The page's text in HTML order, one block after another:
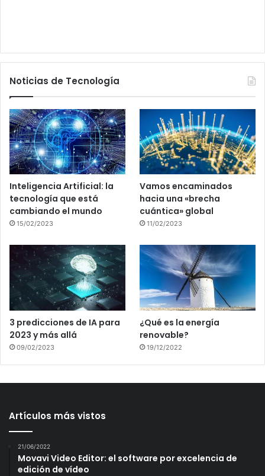
Noticias de Tecnología
Inteligencia Artificial: la
tecnología que está
cambiando el mundo
15/02/2023
Vamos encaminados
hacia una «brecha
cuántica» global
11/02/2023
3 predicciones de IA para
2023 y más allá
09/02/2023
¿Qué es la energía
renovable?
19/12/2022
Artículos más vistos
21/06/2022
Movavi Video Editor: el software por excelencia de
edición de vídeo